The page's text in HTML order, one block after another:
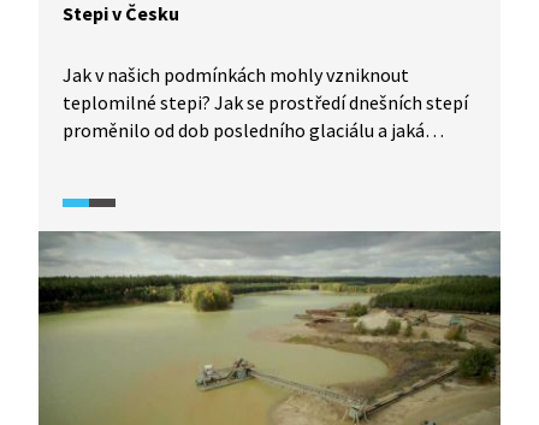
Stepi v Česku
Jak v našich podmínkách mohly vzniknout
teplomilné stepi? Jak se prostředí dnešních stepí
proměnilo od dob posledního glaciálu a jaká
českých stepních oblastí, jakými jsou Pálava,
Křivoklátské pleše, Moravské Toskánsko a další.